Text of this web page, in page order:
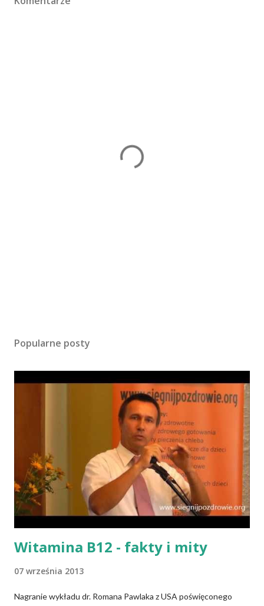
Popularne posty
Witamina B12 - fakty i mity
07 września 2013
Nagranie wykładu dr. Romana Pawlaka z USA poświęconego